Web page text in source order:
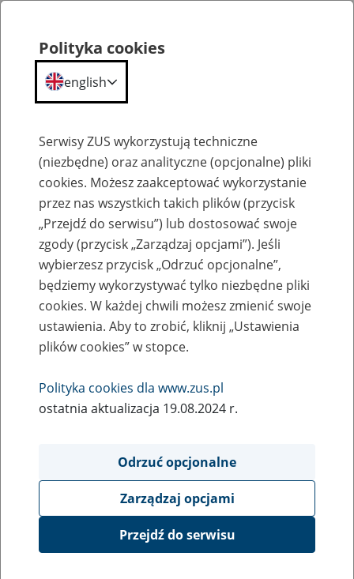
Aktualności
Dodatkowe konkursy ofert na świadczenie
usług rehabilitacyjnych
12
November
2024
ogłosił dodatkowe konkursy ofert na świadczenie usług
rehabilitacyjnych dla ośrodków
rehabilitacyjnych oferujących obiekty, w których będzie w
latach 2025-2027 prowadzona rehabilitacja lecznicza na
terenie Rzeczypospolitej Polskiej:
Polityka cookies
english
Serwisy ZUS wykorzystują techniczne
(niezbędne) oraz analityczne (opcjonalne) pliki
cookies. Możesz zaakceptować wykorzystanie
przez nas wszystkich takich plików (przycisk
„Przejdź do serwisu”) lub dostosować swoje
zgody (przycisk „Zarządzaj opcjami”). Jeśli
wybierzesz przycisk „Odrzuć opcjonalne”,
będziemy wykorzystywać tylko niezbędne pliki
cookies. W każdej chwili możesz zmienić swoje
ustawienia. Aby to zrobić, kliknij „Ustawienia
plików cookies” w stopce.
Polityka cookies dla www.zus.pl
ostatnia aktualizacja 19.08.2024 r.
Odrzuć opcjonalne
Zarządzaj opcjami
Przejdź do serwisu